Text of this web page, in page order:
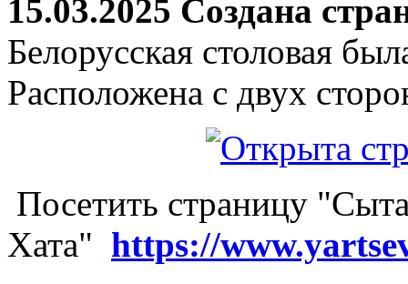
15.03.2025 Создана
Белорусская столовая
Расположена с двух
Посетить страницу
Хата" https://